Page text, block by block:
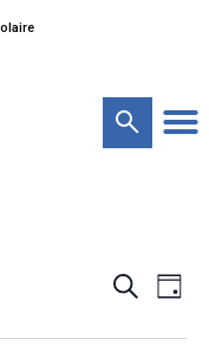
et
Recherche
de
Jour